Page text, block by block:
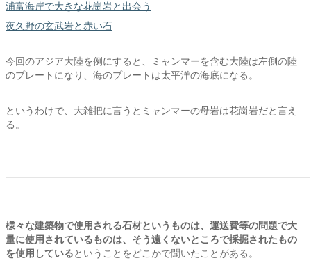
浦富海岸で大きな花崗岩と出会う
夜久野の玄武岩と赤い石
今回のアジア大陸を例にすると、ミャンマーを含む大陸は左側の陸
のプレートになり、海のプレートは太平洋の海底になる。
というわけで、大雑把に言うとミャンマーの母岩は花崗岩だと言え
る。
様々な建築物で使用される石材というものは、運送費等の問題で大
量に使用されているものは、そう遠くないところで採掘されたもの
を使用しているということをどこかで聞いたことがある。